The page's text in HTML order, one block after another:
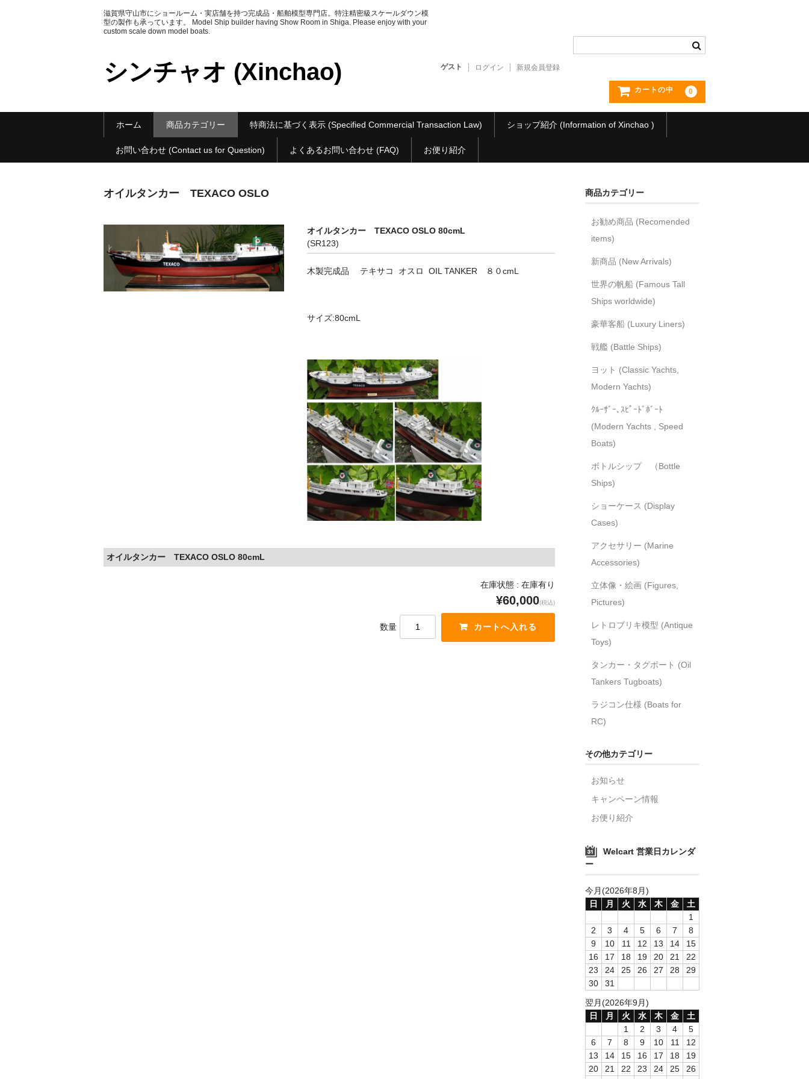
滋賀県守山市にショールーム・実店舗を持つ完成品・船舶模型専門店。特注精密級スケールダウン模
型の製作も承っています。 Model Ship builder having Show Room in Shiga. Please enjoy with your
custom scale down model boats.
シンチャオ (Xinchao) ゲスト ログイン 新規会員登録
カートの中 0
ホーム 商品カテゴリー 特商法に基づく表示 (Specified Commercial Transaction Law) ショップ紹介 (Information of Xinchao )
お問い合わせ (Contact us for Question) よくあるお問い合わせ (FAQ) お便り紹介
オイルタンカー TEXACO OSLO
オイルタンカー TEXACO OSLO 80cmL
(SR123)
木製完成品 テキサコ オスロ OIL TANKER ８０cmL
サイズ:80cmL
オイルタンカー TEXACO OSLO 80cmL
在庫状態 : 在庫有り
¥60,000(税込)
数量
商品カテゴリー
お勧め商品 (Recomended
items)
新商品 (New Arrivals)
世界の帆船 (Famous Tall
Ships worldwide)
豪華客船 (Luxury Liners)
戦艦 (Battle Ships)
ヨット (Classic Yachts,
Modern Yachts)
ｸﾙｰｻﾞｰ､ｽﾋﾟｰﾄﾞﾎﾞｰﾄ
(Modern Yachts , Speed
Boats)
ボトルシップ （Bottle
Ships)
ショーケース (Display
Cases)
アクセサリー (Marine
Accessories)
立体像・絵画 (Figures,
Pictures)
レトロブリキ模型 (Antique
Toys)
タンカー・タグボート (Oil
Tankers Tugboats)
ラジコン仕様 (Boats for
RC)
その他カテゴリー
お知らせ
キャンペーン情報
お便り紹介
Welcart 営業日カレンダ
ー
今月(2026年8月)
日
月 火 水 木 金
土
1
2
3 4 5 6 7
8
9
10 11 12 13 14
15
16
17 18 19 20 21
22
23
24 25 26 27 28
29
30
31
翌月(2026年9月)
日
月 火 水 木 金
土
1
2 3 4
5
6
7 8 9 10 11
12
13
14 15 16 17 18
19
20
21 22 23 24 25
26